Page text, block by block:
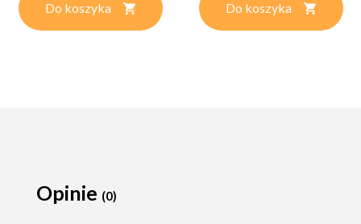
Do koszyka Do koszyka
Opinie (0)